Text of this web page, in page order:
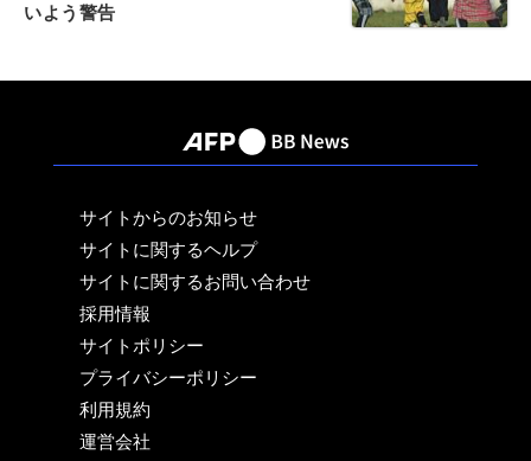
いよう警告
サイトからのお知らせ
サイトに関するヘルプ
サイトに関するお問い合わせ
採用情報
サイトポリシー
プライバシーポリシー
利用規約
運営会社